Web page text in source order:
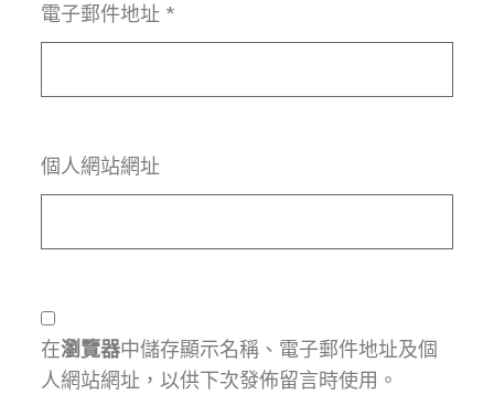
電子郵件地址 *
個人網站網址
在瀏覽器中儲存顯示名稱、電子郵件地址及個
人網站網址，以供下次發佈留言時使用。